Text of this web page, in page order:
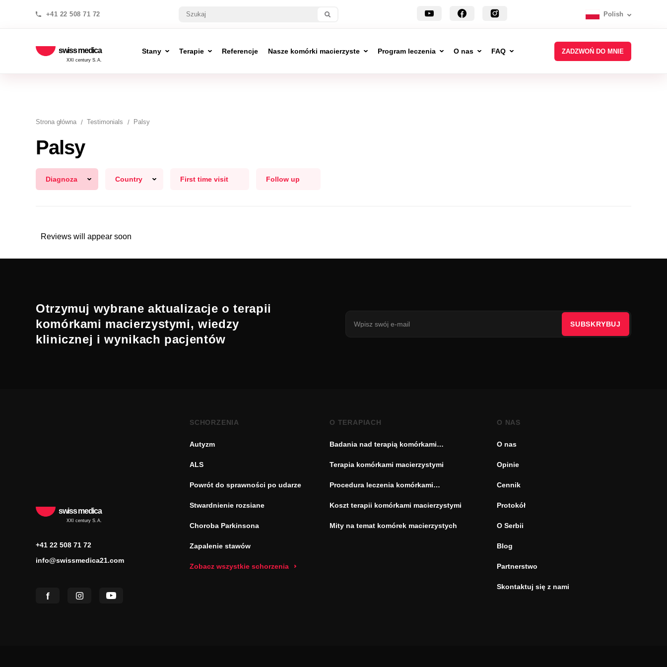
+41 22 508 71 72 Polish
swiss medica
XXI century S.A.
Stany Terapie Referencje Nasze komórki macierzyste Program leczenia O nas FAQ ZADZWOŃ DO MNIE
Strona główna Testimonials Palsy
Palsy
Diagnoza Country First time visit Follow up
Reviews will appear soon
Otrzymuj wybrane aktualizacje o terapii
komórkami macierzystymi, wiedzy
klinicznej i wynikach pacjentów
SUBSKRYBUJ
swiss medica
XXI century S.A.
+41 22 508 71 72
info@swissmedica21.com
SCHORZENIA
Autyzm
ALS
Powrót do sprawności po udarze
Stwardnienie rozsiane
Choroba Parkinsona
Zapalenie stawów
Zobacz wszystkie schorzenia
O TERAPIACH
Badania nad terapią komórkami
Terapia komórkami macierzystymi
Procedura leczenia komórkami
Koszt terapii komórkami macierzystymi
Mity na temat komórek macierzystych
O NAS
O nas
Opinie
Cennik
Protokół
O Serbii
Blog
Partnerstwo
Skontaktuj się z nami